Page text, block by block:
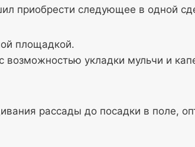
приобрести следующее в одной
площадкой.
укладки мульчи и
рассады до посадки в поле,